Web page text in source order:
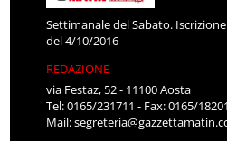
Settimanale del Sabato.
del 4/10/2016
REDAZIONE
via Festaz, 52 - 11100 Aosta
Tel: 0165/231711 - Fax: 0165/
Mail: